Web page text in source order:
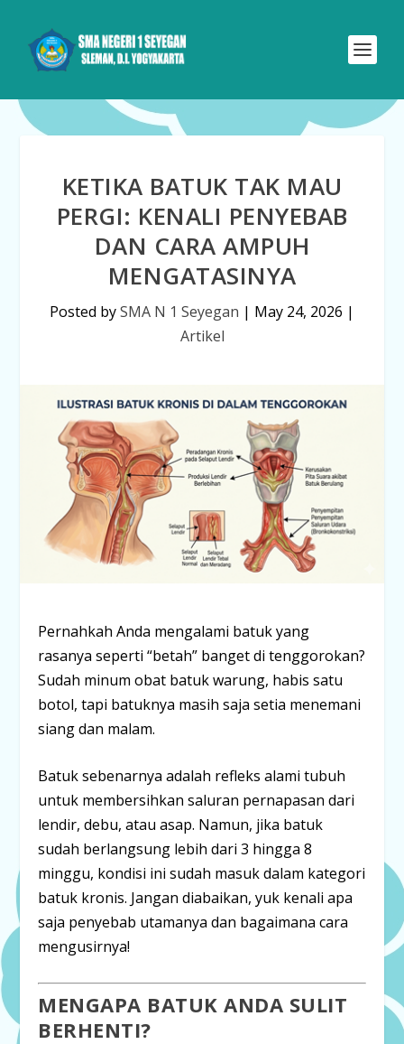
KETIKA BATUK TAK MAU
PERGI: KENALI PENYEBAB
DAN CARA AMPUH
MENGATASINYA
Posted bySMA N 1 Seyegan | May 24, 2026 |
Artikel
Pernahkah Anda mengalami batuk yang
rasanya seperti “betah” banget di tenggorokan?
Sudah minum obat batuk warung, habis satu
botol, tapi batuknya masih saja setia menemani
siang dan malam.
Batuk sebenarnya adalah refleks alami tubuh
untuk membersihkan saluran pernapasan dari
lendir, debu, atau asap. Namun, jika batuk
sudah berlangsung lebih dari 3 hingga 8
minggu, kondisi ini sudah masuk dalam kategori
batuk kronis. Jangan diabaikan, yuk kenali apa
saja penyebab utamanya dan bagaimana cara
mengusirnya!
MENGAPA BATUK ANDA SULIT
BERHENTI?